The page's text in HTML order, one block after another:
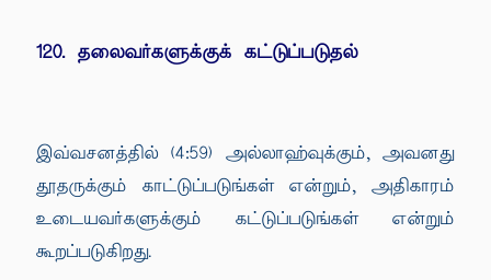
120. தலைவர்களுக்குக் கட்டுப்படுதல்
இவ்வசனத்தில் (4:59) அல்லாஹ்வுக்கும், அவனது
தூதருக்கும் காட்டுப்படுங்கள் என்றும், அதிகாரம்
உடையவர்களுக்கும் கட்டுப்படுங்கள் என்றும்
கூறப்படுகிறது.